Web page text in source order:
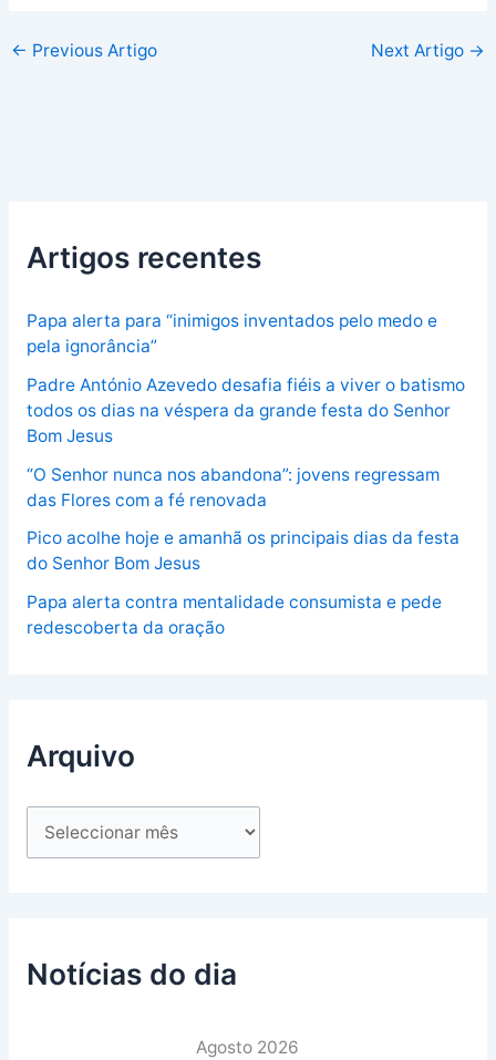
← Previous Artigo Next Artigo →
Artigos recentes
Papa alerta para “inimigos inventados pelo medo e
pela ignorância”
Padre António Azevedo desafia fiéis a viver o batismo
todos os dias na véspera da grande festa do Senhor
Bom Jesus
“O Senhor nunca nos abandona”: jovens regressam
das Flores com a fé renovada
Pico acolhe hoje e amanhã os principais dias da festa
do Senhor Bom Jesus
Papa alerta contra mentalidade consumista e pede
redescoberta da oração
Arquivo
Notícias do dia
Agosto 2026